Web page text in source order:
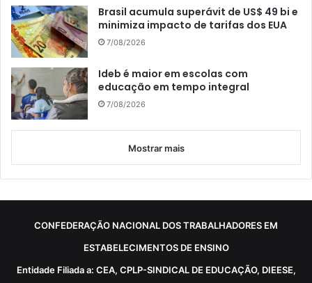
Brasil acumula superávit de US$ 49 bi e
minimiza impacto de tarifas dos EUA
7/08/2026
Ideb é maior em escolas com
educação em tempo integral
7/08/2026
Mostrar mais
CONFEDERAÇÃO NACIONAL DOS TRABALHADORES EM
ESTABELECIMENTOS DE ENSINO
Entidade Filiada a: CEA, CPLP-SINDICAL DE EDUCAÇÃO, DIEESE,